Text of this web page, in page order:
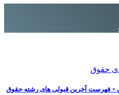
+ فهرست آخرین قبولی های رشته حقوق